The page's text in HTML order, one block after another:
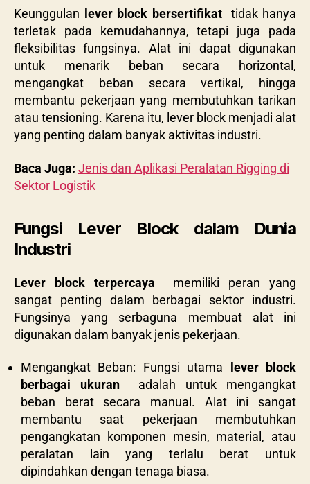
Keunggulan lever block bersertifikattidak hanya
terletak pada kemudahannya, tetapi juga pada
fleksibilitas fungsinya. Alat ini dapat digunakan
untuk menarik beban secara horizontal,
mengangkat beban secara vertikal, hingga
membantu pekerjaan yang membutuhkan tarikan
atau tensioning. Karena itu, lever block menjadi alat
yang penting dalam banyak aktivitas industri.
Baca Juga: Jenis dan Aplikasi Peralatan Rigging di
Sektor Logistik
Fungsi Lever Block dalam Dunia
Industri
Lever block terpercaya
memiliki peran yang
sangat penting dalam berbagai sektor industri.
Fungsinya yang serbaguna membuat alat ini
digunakan dalam banyak jenis pekerjaan.
Mengangkat Beban: Fungsi utama
lever block
berbagai ukuranadalah untuk mengangkat
beban berat secara manual. Alat ini sangat
membantu saat pekerjaan membutuhkan
pengangkatan komponen mesin, material, atau
peralatan lain yang terlalu berat untuk
dipindahkan dengan tenaga biasa.